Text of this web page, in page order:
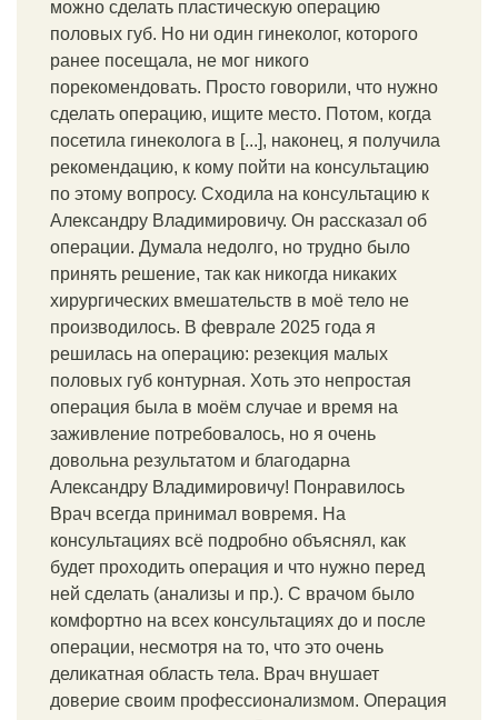
можно сделать пластическую операцию
половых губ. Но ни один гинеколог, которого
ранее посещала, не мог никого
порекомендовать. Просто говорили, что нужно
сделать операцию, ищите место. Потом, когда
посетила гинеколога в [...], наконец, я получила
рекомендацию, к кому пойти на консультацию
по этому вопросу. Сходила на консультацию к
Александру Владимировичу. Он рассказал об
операции. Думала недолго, но трудно было
принять решение, так как никогда никаких
хирургических вмешательств в моё тело не
производилось. В феврале 2025 года я
решилась на операцию: резекция малых
половых губ контурная. Хоть это непростая
операция была в моём случае и время на
заживление потребовалось, но я очень
довольна результатом и благодарна
Александру Владимировичу! Понравилось
Врач всегда принимал вовремя. На
консультациях всё подробно объяснял, как
будет проходить операция и что нужно перед
ней сделать (анализы и пр.). С врачом было
комфортно на всех консультациях до и после
операции, несмотря на то, что это очень
деликатная область тела. Врач внушает
доверие своим профессионализмом. Операция